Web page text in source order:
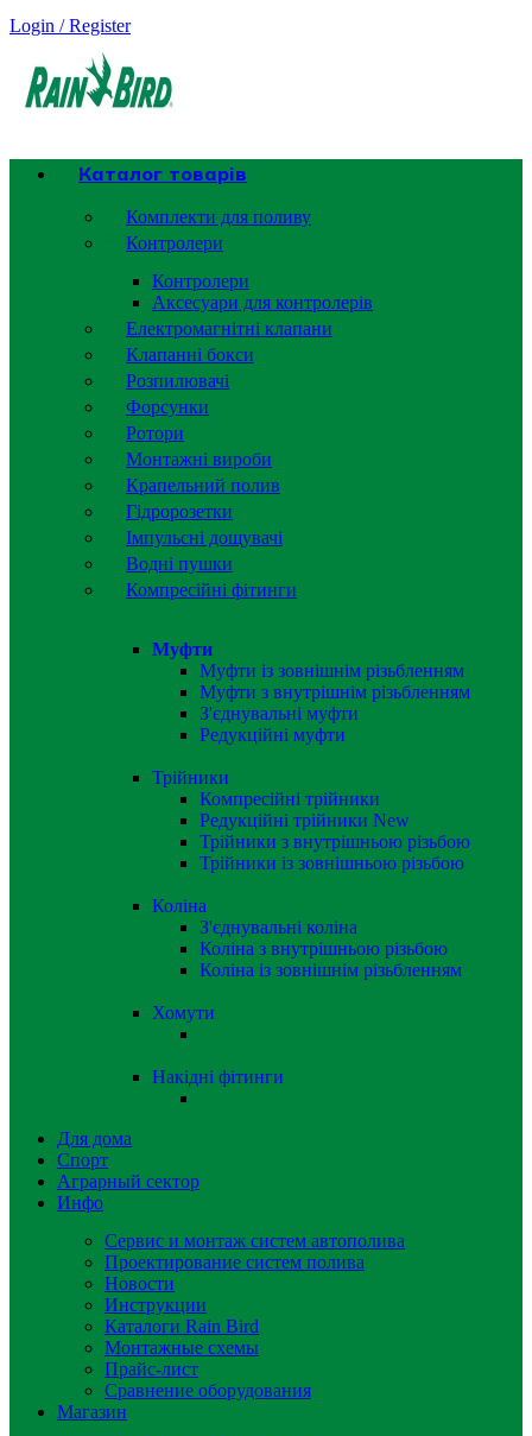
Login / Register
Каталог товарів
Комплекти для поливу
Контролери
Контролери
Аксесуари для контролерів
Електромагнітні клапани
Клапанні бокси
Розпилювачі
Форсунки
Ротори
Монтажні вироби
Крапельний полив
Гідророзетки
Імпульсні дощувачі
Водні пушки
Компресійні фітинги
Муфти
Муфти із зовнішнім різьбленням
Муфти з внутрішнім різьбленням
З'єднувальні муфти
Редукційні муфти
Трійники
Компресійні трійники
Редукційні трійники New
Трійники з внутрішньою різьбою
Трійники із зовнішньою різьбою
Коліна
З'єднувальні коліна
Коліна з внутрішньою різьбою
Коліна із зовнішнім різьбленням
Хомути
Накідні фітинги
Для дома
Спорт
Аграрный сектор
Инфо
Сервис и монтаж систем автополива
Проектирование систем полива
Новости
Инструкции
Каталоги Rain Bird
Монтажные схемы
Прайс-лист
Сравнение оборудования
Магазин